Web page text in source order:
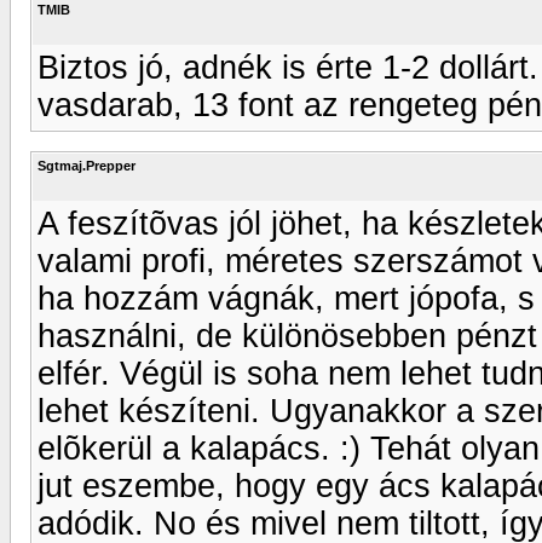
TMIB
Biztos jó, adnék is érte 1-2
vasdarab, 13 font az rengeteg
Sgtmaj.Prepper
A feszítõvas jól jöhet, ha
valami profi, méretes szerszámot
ha hozzám vágnák, mert jópofa,
használni, de különösebben
elfér. Végül is soha nem lehet
lehet készíteni. Ugyanakkor a
elõkerül a kalapács. :) Tehát
jut eszembe, hogy egy ács
adódik. No és mivel nem tiltott,